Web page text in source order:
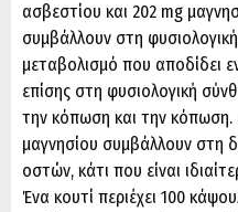
ασβεστίου και 202 mg
συμβάλλουν στη
μεταβολισμό που αποδίδει
επίσης στη φυσιολογική
την κόπωση και την κόπωση.
μαγνησίου συμβάλλουν στη
οστών, κάτι που είναι
Ένα κουτί περιέχει 100